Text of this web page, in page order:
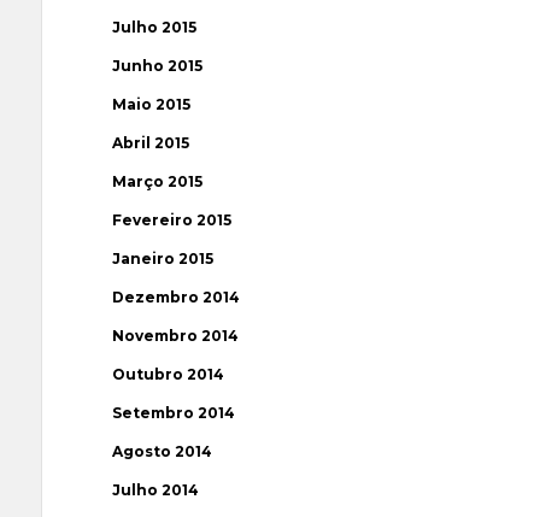
Julho 2015
Junho 2015
Maio 2015
Abril 2015
Março 2015
Fevereiro 2015
Janeiro 2015
Dezembro 2014
Novembro 2014
Outubro 2014
Setembro 2014
Agosto 2014
Julho 2014